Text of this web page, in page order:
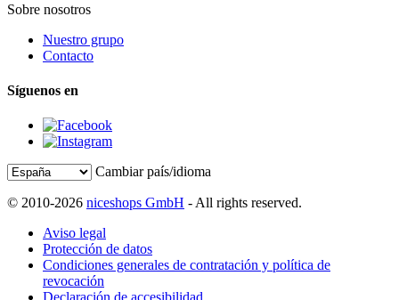
Sobre nosotros
Nuestro grupo
Contacto
Síguenos en
Cambiar país/idioma
© 2010-2026 niceshops GmbH - All rights reserved.
Aviso legal
Protección de datos
Condiciones generales de contratación y política de
revocación